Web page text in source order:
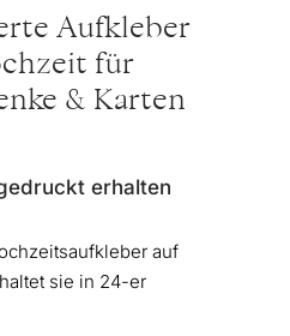
Aufkleber
für
& Karten
erhalten
auf
sie in 24-er